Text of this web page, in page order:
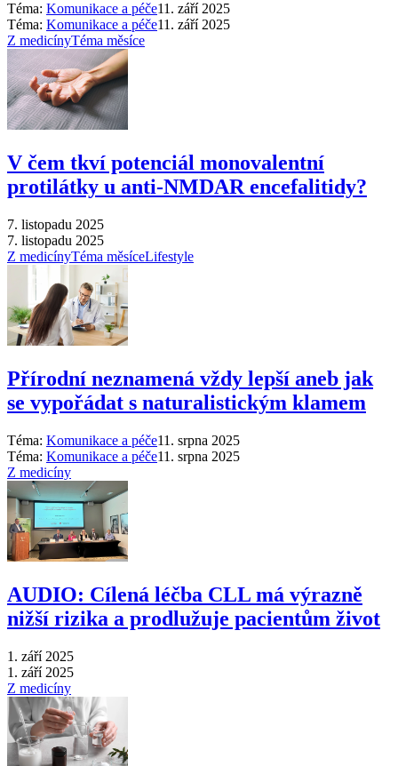
Téma: Komunikace a péče11. září 2025
Téma: Komunikace a péče11. září 2025
Z medicínyTéma měsíce
V čem tkví potenciál monovalentní
protilátky u anti-NMDAR encefalitidy?
7. listopadu 2025
7. listopadu 2025
Z medicínyTéma měsíceLifestyle
Přírodní neznamená vždy lepší aneb jak
se vypořádat s naturalistickým klamem
Téma: Komunikace a péče11. srpna 2025
Téma: Komunikace a péče11. srpna 2025
Z medicíny
AUDIO: Cílená léčba CLL má výrazně
nižší rizika a prodlužuje pacientům život
1. září 2025
1. září 2025
Z medicíny